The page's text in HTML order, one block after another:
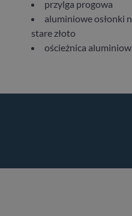
przylga progowa
aluminiowe osłonki
stare złoto
ościeżnica